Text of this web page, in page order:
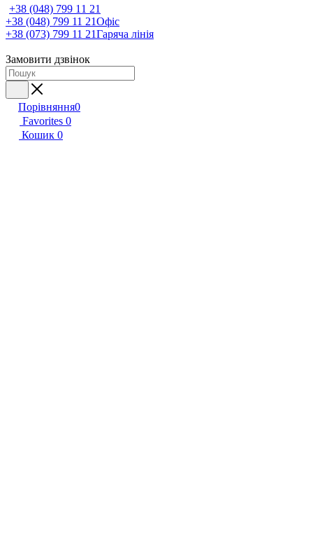
+38 (048) 799 11 21
+38 (048) 799 11 21Офіс
+38 (073) 799 11 21Гаряча лінія
Замовити дзвінок
Порівняння0
Favorites 0
Кошик 0